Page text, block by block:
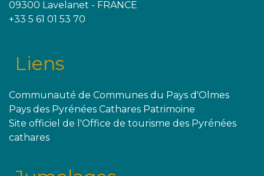
09300 Lavelanet - FRANCE
+33 5 61 01 53 70
Liens
Communauté de Communes du Pays d'Olmes
Pays des Pyrénées Cathares Patrimoine
Site officiel de l'Office de tourisme des Pyrénées
cathares